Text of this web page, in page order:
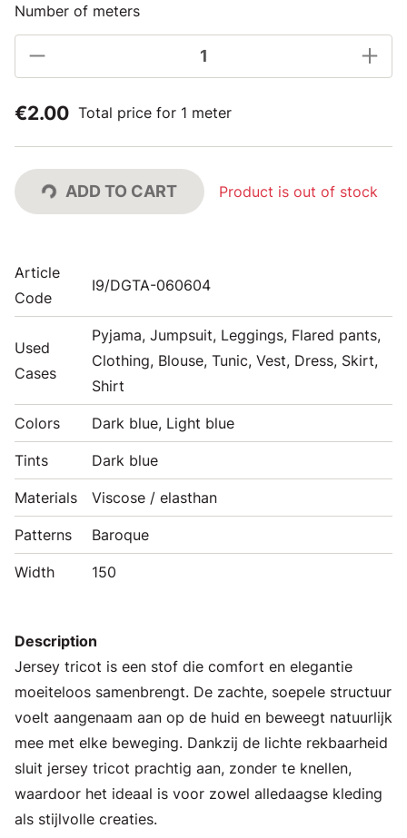
Number of meters
€2.00 Total price for 1 meter
ADD TO CART Product is out of stock
Article
Code
I9/DGTA-060604
Used
Cases
Pyjama, Jumpsuit, Leggings, Flared pants,
Clothing, Blouse, Tunic, Vest, Dress, Skirt,
Shirt
Colors Dark blue, Light blue
Tints Dark blue
Materials Viscose / elasthan
Patterns Baroque
Width 150
Description
Jersey tricot is een stof die comfort en elegantie
moeiteloos samenbrengt. De zachte, soepele structuur
voelt aangenaam aan op de huid en beweegt natuurlijk
mee met elke beweging. Dankzij de lichte rekbaarheid
sluit jersey tricot prachtig aan, zonder te knellen,
waardoor het ideaal is voor zowel alledaagse kleding
als stijlvolle creaties.